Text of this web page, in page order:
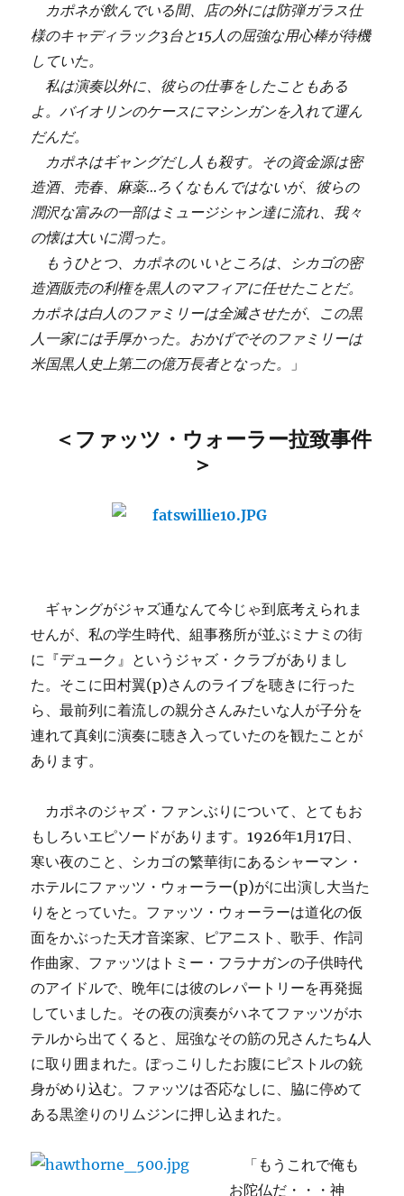
カポネが飲んでいる間、店の外には防弾ガラス仕
様のキャディラック3台と15人の屈強な用心棒が待機
していた。
私は演奏以外に、彼らの仕事をしたこともある
よ。バイオリンのケースにマシンガンを入れて運ん
だんだ。
カポネはギャングだし人も殺す。その資金源は密
造酒、売春、麻薬…ろくなもんではないが、彼らの
潤沢な富みの一部はミュージシャン達に流れ、我々
の懐は大いに潤った。
もうひとつ、カポネのいいところは、シカゴの密
造酒販売の利権を黒人のマフィアに任せたことだ。
カポネは白人のファミリーは全滅させたが、この黒
人一家には手厚かった。おかげでそのファミリーは
米国黒人史上第二の億万長者となった。
」
＜ファッツ・ウォーラー拉致事件
＞
ギャングがジャズ通なんて今じゃ到底考えられま
せんが、私の学生時代、組事務所が並ぶミナミの街
に『デューク』というジャズ・クラブがありまし
た。そこに田村翼(p)さんのライブを聴きに行った
ら、最前列に着流しの親分さんみたいな人が子分を
連れて真剣に演奏に聴き入っていたのを観たことが
あります。
カポネのジャズ・ファンぶりについて、とてもお
もしろいエピソードがあります。1926年1月17日、
寒い夜のこと、シカゴの繁華街にあるシャーマン・
ホテルにファッツ・ウォーラー(p)がに出演し大当た
りをとっていた。ファッツ・ウォーラーは道化の仮
面をかぶった天才音楽家、ピアニスト、歌手、作詞
作曲家、ファッツはトミー・フラナガンの子供時代
のアイドルで、晩年には彼のレパートリーを再発掘
していました。その夜の演奏がハネてファッツがホ
テルから出てくると、屈強なその筋の兄さんたち4人
に取り囲まれた。ぽっこりしたお腹にピストルの銃
身がめり込む。ファッツは否応なしに、脇に停めて
ある黒塗りのリムジンに押し込まれた。
「もうこれで俺も
お陀仏だ・・・神